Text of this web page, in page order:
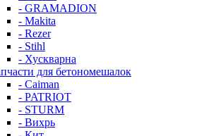
- GRAMADION
- Makita
- Rezer
- Stihl
- Хускварна
для бетономешалок
- Caiman
- PATRIOT
- STURM
- Вихрь